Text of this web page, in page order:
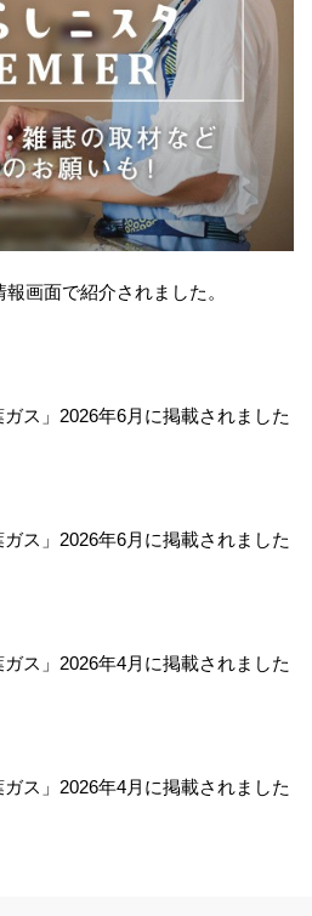
画面で紹介されました。
ガス」2026年6月に掲載されました
ガス」2026年6月に掲載されました
ガス」2026年4月に掲載されました
ガス」2026年4月に掲載されました